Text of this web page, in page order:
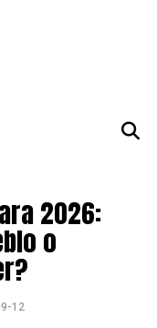
2026:
o
12